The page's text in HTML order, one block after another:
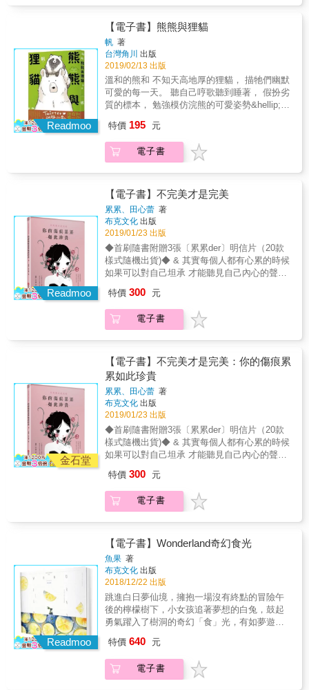
看誰先忍不住親對方」 三分鐘後...「嗚嗚，你
怎麼捨得不親我。」 & 「北鼻歡迎回來，我要
送你一個禮物 噹噹~是一槽整天沒洗的碗
呦！」 & 男人到底懂不懂！ 「踩了我的地雷，
還問我為什麼生氣！找死嗎！」 & 「你要因為
在乎所以翻你手機的好女孩， 還是要只會翻你
錢包的婊子！」 & ──｜特別收錄 part 1｜──
啾啾妹在香港親身經歷的 各種文化差異與有趣
體驗。 & ──｜特別收錄 part 2｜── 啾啾妹收
眾生解惑大公開～
完美，那天卡爾在飯局客氣的稱讚別人女友，
為彼此建立了穩定的安全感。 & 「你不用多
好，我喜歡就好。」 到底有沒有天生一對，這
問題也困擾我很久，我最後的答案是有，但並
不是找一個完美無缺的人，而是他的缺點&剛好
&你都不在意。 & 「不是變心，只是偶爾的約
會變成每天的生活」 女孩總會抱怨&為什麼時
間一久就變了?&談戀愛時久久見一次當然會非
浪漫。所以不是變了，只是一切回歸到正常生
活。浪漫約會是一兩天，但生活卻是一輩子，
我很清楚想跟他生活一輩子而不是浪漫一兩
調皮也是種生活情趣 「北鼻來比賽，四目交接
看誰先忍不住親對方」 三分鐘後...「嗚嗚，你
怎麼捨得不親我。」 & 「北鼻歡迎回來，我要
送你一個禮物 噹噹~是一槽整天沒洗的碗
呦！」 & 男人到底懂不懂！ 「踩了我的地雷，
還問我為什麼生氣！找死嗎！」 & 「你要因為
在乎所以翻你手機的好女孩， 還是要只會翻你
錢包的婊子！」 & ──｜特別收錄 part 1｜──
啾啾妹在香港親身經歷的 各種文化差異與有趣
集了來自各地粉絲的私密好奇！ 特地下凡來替
眾生解惑大公開～
Readmoo
【電子書】熊熊與狸貓
帆 著
台灣角川 出版
2019/02/13 出版
溫和的熊和 不知天高地厚的狸貓， 描牠們幽默
可愛的每一天。 聽自己哼歌聽到睡著， 假扮劣
質的標本， 勉強模仿浣熊的可愛姿勢&hellip;
友情故事。 &
特價 195 元
電子書
Readmoo
【電子書】不完美才是完美
累累、田心蕾 著
布克文化 出版
2019/01/23 出版
◆首刷隨書附贈3張〔累累der〕明信片（20款
樣式隨機出貨)◆ & 其實每個人都有心累的時候
如果可以對自己坦承 才能聽見自己內心的聲音
是堅持太久。 分享著快樂，承受的卻是悲傷。
& 在成長的路上，如果沒跌倒只是幸運。 越過
障礙，能夠再度站起身來才是實力。 淚水只是
特價 300 元
電子書
金石堂
【電子書】不完美才是完美：你的傷痕累
累如此珍貴
累累、田心蕾 著
布克文化 出版
2019/01/23 出版
◆首刷隨書附贈3張〔累累der〕明信片（20款
樣式隨機出貨)◆ & 其實每個人都有心累的時候
如果可以對自己坦承 才能聽見自己內心的聲音
是堅持太久。 分享著快樂，承受的卻是悲傷。
& 在成長的路上，如果沒跌倒只是幸運。 越過
障礙，能夠再度站起身來才是實力。 淚水只是
特價 300 元
電子書
Readmoo
【電子書】Wonderland奇幻食光
魚果 著
布克文化 出版
2018/12/22 出版
跳進白日夢仙境，擁抱一場沒有終點的冒險午
後的檸檬樹下，小女孩追著夢想的白兔，鼓起
勇氣躍入了樹洞的奇幻「食」光，有如夢遊仙
頁料理都代表著「夢想」各個階段，有迷惘，
有盼望，還有不停向前的執著，在不斷追尋的
過程中，漸漸找到真實的自己。 & 夢想像蛋糕
特價 640 元
電子書